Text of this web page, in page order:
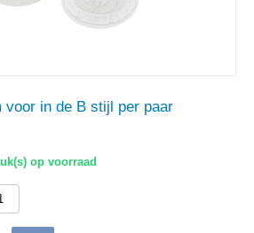
voor in de B stijl per paar
op voorraad